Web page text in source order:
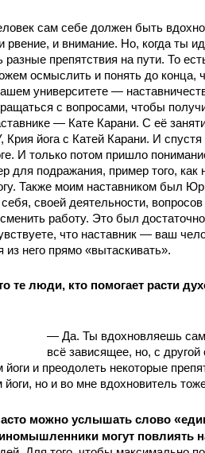
сам себе должен быть
рвение, и внимание. Но, когда ты
разные препятствия на пути. То
осмыслить и понять до конца,
университете —
с вопросами, чтобы
— Кате Карани. С её
йога с Катей Карани. И спустя
И только потом пришло
подражания, пример того, как
Также моим наставником был
своей деятельности,
работу. Это был
что наставник — ваш
него прямо «вытаскивать».
те люди, кто помогает расти
— Да. Ты вдохновляешь
всё зависящее, но, с
и преодолеть некоторые
но и во мне вдохновитель
можно услышать слово «
могут повлиять